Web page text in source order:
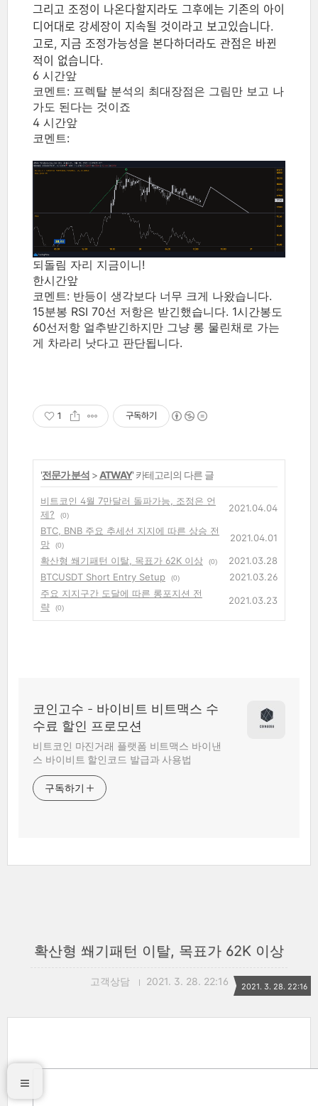
그리고 조정이 나온다할지라도 그후에는 기존의 아이
디어대로 강세장이 지속될 것이라고 보고있습니다.
고로, 지금 조정가능성을 본다하더라도 관점은 바뀐
적이 없습니다.
6 시간앞
코멘트: 프렉탈 분석의 최대장점은 그림만 보고 나
가도 된다는 것이죠
4 시간앞
코멘트:
되돌림 자리 지금이니!
한시간앞
코멘트: 반등이 생각보다 너무 크게 나왔습니다.
15분봉 RSI 70선 저항은 받긴했습니다. 1시간봉도
60선저항 얼추받긴하지만 그냥 롱 물린채로 가는
게 차라리 낫다고 판단됩니다.
1 구독하기
'전문가 분석 > ATWAY' 카테고리의 다른 글
비트코인 4월 7만달러 돌파가능, 조정은 언
제?
(0)
2021.04.04
BTC, BNB 주요 추세선 지지에 따른 상승 전
망
(0)
2021.04.01
확산형 쐐기패턴 이탈, 목표가 62K 이상
(0)
2021.03.28
BTCUSDT Short Entry Setup
(0)
2021.03.26
주요 지지구간 도달에 따른 롱포지션 전
략
(0)
2021.03.23
코인고수 - 바이비트 비트맥스 수
수료 할인 프로모션
비트코인 마진거래 플랫폼 비트맥스 바이낸
스 바이비트 할인코드 발급과 사용법
구독하기
확산형 쐐기패턴 이탈, 목표가 62K 이상
고객상담 2021. 3. 28. 22:16 2021. 3. 28. 22:16